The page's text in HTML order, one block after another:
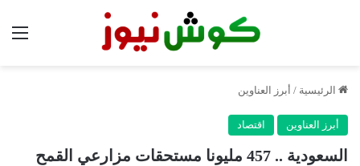
الرئيسية / أبرز العناوين
أبرز العناوين اقتصاد
السعودية .. 457 مليونا مستحقات مزارعي القمح